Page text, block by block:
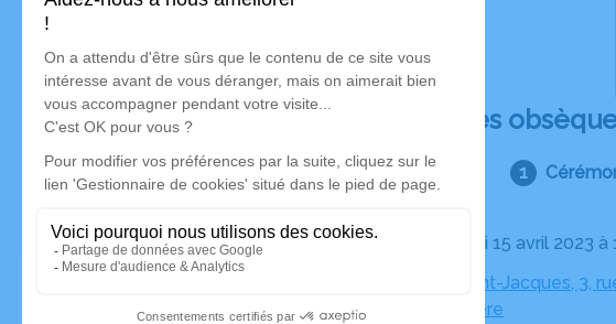
Déroulé des
Le samedi 15 avril 2023
Église Saint-Jacques, 3,
Possonnière